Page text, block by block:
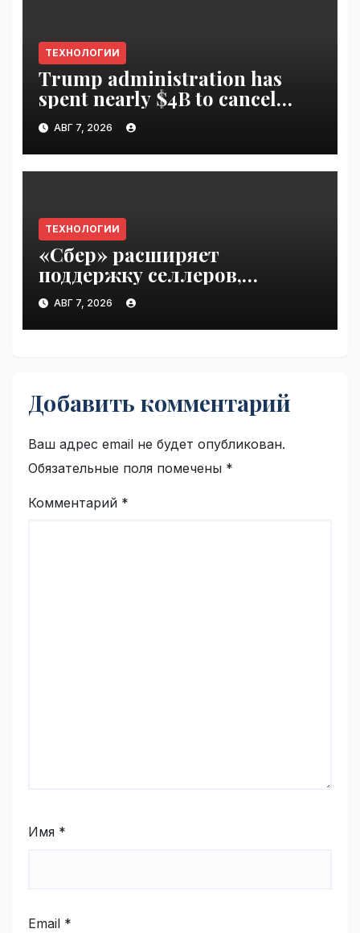
ТЕХНОЛОГИИ
Trump administration has
spent nearly $4B to cancel
offshore wind farms |
VseTime.ru
АВГ 7, 2026
ТЕХНОЛОГИИ
«Сбер» расширяет
поддержку селлеров,
пострадавших от
инцидентов на складах
Wildberries | VseTime.ru
АВГ 7, 2026
Добавить комментарий
Ваш адрес email не будет опубликован.
Обязательные поля помечены *
Комментарий *
Имя *
Email *